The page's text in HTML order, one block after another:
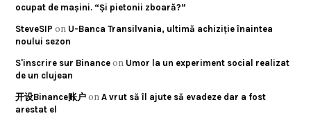
ocupat de mașini. “Și pietonii zboară?”
SteveSIP on U-Banca Transilvania, ultimă achiziție înaintea
noului sezon
S'inscrire sur Binance on Umor la un experiment social realizat
de un clujean
开设Binance账户 onA vrut să îl ajute să evadeze dar a fost
arestat el